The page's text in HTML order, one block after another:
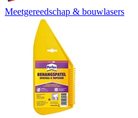
Meetgereedschap & bouwlasers